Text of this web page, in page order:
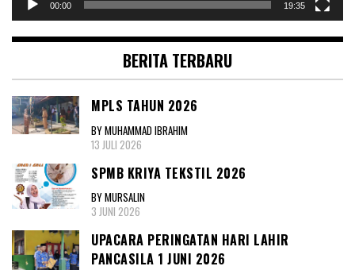
00:00 19:35
BERITA TERBARU
MPLS TAHUN 2026
BY MUHAMMAD IBRAHIM
13 JULI 2026
SPMB KRIYA TEKSTIL 2026
BY MURSALIN
3 JUNI 2026
UPACARA PERINGATAN HARI LAHIR
PANCASILA 1 JUNI 2026